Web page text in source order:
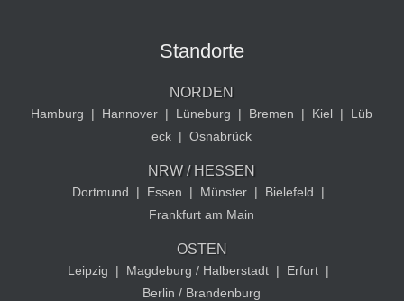
Standorte
NORDEN
Hamburg | Hannover | Lüneburg | Bremen | Kiel |
Lüb
eck | Osnabrück
NRW / HESSEN
Dortmund | Essen | Münster | Bielefeld
|
Frankfurt am Main
OSTEN
Leipzig | Magdeburg / Halberstadt | Erfurt |
Berlin / Brandenburg